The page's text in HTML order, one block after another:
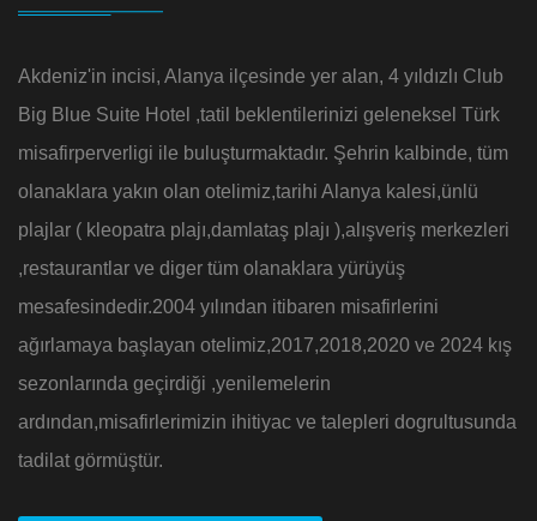
Akdeniz'in incisi, Alanya ilçesinde yer alan, 4 yıldızlı Club
Big Blue Suite Hotel ,tatil beklentilerinizi geleneksel Türk
misafirperverligi ile buluşturmaktadır. Şehrin kalbinde, tüm
olanaklara yakın olan otelimiz,tarihi Alanya kalesi,ünlü
plajlar ( kleopatra plajı,damlataş plajı ),alışveriş merkezleri
,restaurantlar ve diger tüm olanaklara yürüyüş
mesafesindedir.2004 yılından itibaren misafirlerini
ağırlamaya başlayan otelimiz,2017,2018,2020 ve 2024 kış
sezonlarında geçirdiği ,yenilemelerin
ardından,misafirlerimizin ihitiyac ve talepleri dogrultusunda
tadilat görmüştür.